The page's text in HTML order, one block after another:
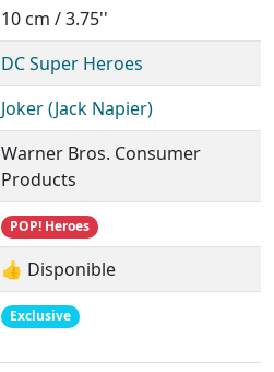
10 cm / 3.75''
DC Super Heroes
Joker (Jack Napier)
Warner Bros. Consumer
Products
POP! Heroes
👍 Disponible
Exclusive